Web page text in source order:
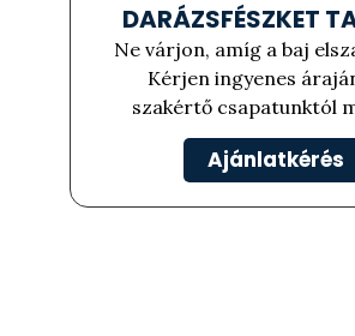
DARÁZSFÉSZKET
Ne várjon, amíg a baj
Kérjen ingyenes
szakértő csapatunktól
Ajánlatkérés